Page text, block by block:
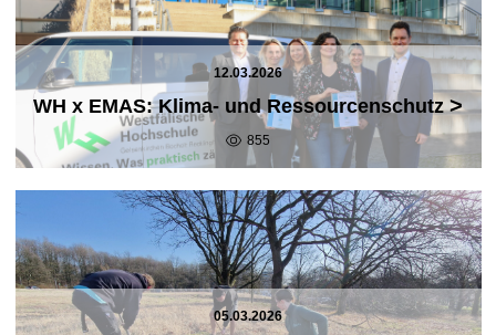
12.03.2026
WH x EMAS: Klima- und Ressourcenschutz>
855
05.03.2026